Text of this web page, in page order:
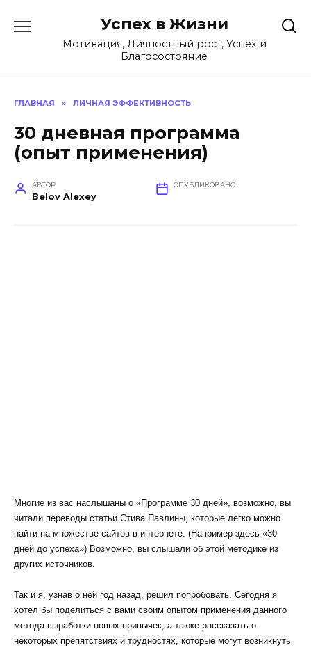
содержанию
Успех в Жизни
Мотивация, Личностный рост, Успех и
Благосостояние
ГЛАВНАЯ » ЛИЧНАЯ ЭФФЕКТИВНОСТЬ
30 дневная программа
(опыт применения)
АВТОР
Belov Alexey
ОПУБЛИКОВАНО
Многие из вас наслышаны о «Программе 30 дней», возможно, вы
читали переводы статьи Стива Павлины, которые легко можно
найти на множестве сайтов в интернете. (Например здесь «30
дней до успеха») Возможно, вы слышали об этой методике из
других источников.
Так и я, узнав о ней год назад, решил попробовать. Сегодня я
хотел бы поделиться с вами своим опытом применения данного
метода выработки новых привычек, а также рассказать о
некоторых препятствиях и трудностях, которые могут возникнуть